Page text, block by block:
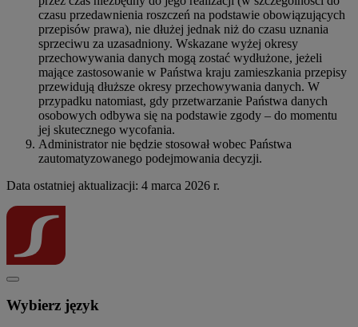
czasu przedawnienia roszczeń na podstawie obowiązujących
przepisów prawa), nie dłużej jednak niż do czasu uznania
sprzeciwu za uzasadniony. Wskazane wyżej okresy
przechowywania danych mogą zostać wydłużone, jeżeli
mające zastosowanie w Państwa kraju zamieszkania przepisy
przewidują dłuższe okresy przechowywania danych. W
przypadku natomiast, gdy przetwarzanie Państwa danych
osobowych odbywa się na podstawie zgody – do momentu
jej skutecznego wycofania.
Administrator nie będzie stosował wobec Państwa
zautomatyzowanego podejmowania decyzji.
Data ostatniej aktualizacji: 4 marca 2026 r.
Wybierz język